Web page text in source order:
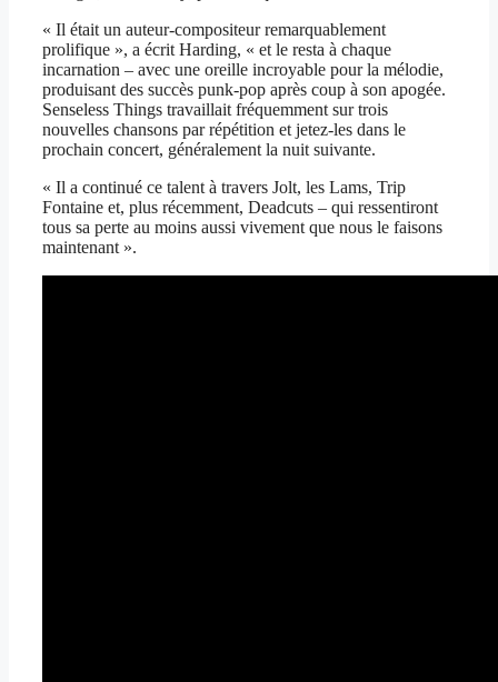
« Il était un auteur-compositeur remarquablement
prolifique », a écrit Harding, « et le resta à chaque
incarnation – avec une oreille incroyable pour la mélodie,
produisant des succès punk-pop après coup à son apogée.
Senseless Things travaillait fréquemment sur trois
nouvelles chansons par répétition et jetez-les dans le
prochain concert, généralement la nuit suivante.
« Il a continué ce talent à travers Jolt, les Lams, Trip
Fontaine et, plus récemment, Deadcuts – qui ressentiront
tous sa perte au moins aussi vivement que nous le faisons
maintenant ».